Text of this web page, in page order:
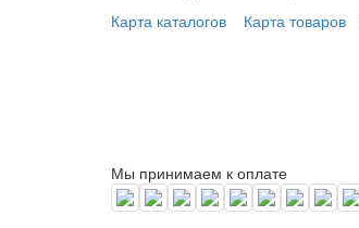
Карта каталогов
Карта товаров
Мы принимаем к оплате